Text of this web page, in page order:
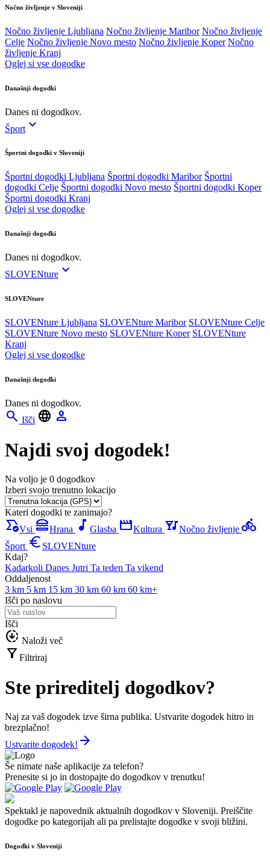
Nočno življenje v Sloveniji
Nočno življenje Ljubljana Nočno življenje Maribor Nočno življenje
Celje Nočno življenje Novo mesto Nočno življenje Koper Nočno
življenje Kranj
Oglej si vse dogodke
Današnji dogodki
Danes ni dogodkov.
Šport expand_more
Športni dogodki v Sloveniji
Športni dogodki Ljubljana Športni dogodki Maribor Športni
dogodki Celje Športni dogodki Novo mesto Športni dogodki Koper
Športni dogodki Kranj
Oglej si vse dogodke
Današnji dogodki
Danes ni dogodkov.
SLOVENture expand_more
SLOVENture
SLOVENture Ljubljana SLOVENture Maribor SLOVENture Celje
SLOVENture Novo mesto SLOVENture Koper SLOVENture
Kranj
Oglej si vse dogodke
Današnji dogodki
Danes ni dogodkov.
search Išči language person
Najdi svoj dogodek!
Na voljo je 0 dogodkov
Izberi svojo trenutno lokacijo
Kateri dogodki te zanimajo?
all_matchVsi lunch_diningHrana music_note Glasba movieKultura nightlifeNočno življenje directions_bike
Šport euro SLOVENture
Kdaj?
Kadarkoli Danes Jutri Ta teden Ta vikend
Oddaljenost
3 km 5 km 15 km 30 km 60 km 60 km+
Išči po naslovu
Išči
downloading Naloži več
filter_alt Filtriraj
Ste prireditelj dogodkov?
Naj za vaš dogodek izve širna publika. Ustvarite dogodek hitro in
brezplačno!
Ustvarite dogodek! arrow_forward
Še nimate naše aplikacije za telefon?
Prenesite si jo in dostopajte do dogodkov v trenutku!
Spektakl je napovednik aktualnih dogodkov v Sloveniji. Preiščite
dogodke po kategorijah ali pa prelistajte dogodke v svoji bližini.
Dogodki v Sloveniji